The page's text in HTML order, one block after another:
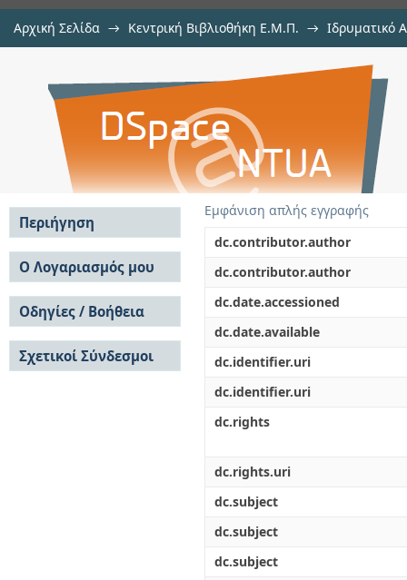
Αρχική Σελίδα → Κεντρική Βιβλιοθήκη Ε.Μ.Π. → Ιδρυματικό
Διερεύνηση της μη
κραμάτων με τη μέθοδο των
Εμφάνιση απλής εγγραφής
dc.contributor.author
dc.contributor.author
dc.date.accessioned
dc.date.available
dc.identifier.uri
dc.identifier.uri
dc.rights
dc.rights.uri
dc.subject
dc.subject
dc.subject
Περιήγηση
Σε όλο το DSpace
Κοινότητες & Συλλογές
Ανά Ημερομηνία
Έκδοσης
Συγγραφείς
Τίτλοι
Θέματα
Ο Λογαριασμός μου
Σύνδεση
Εγγραφή
Οδηγίες / Βοήθεια
Οδηγίες Υποβολής
Οδηγίες Χρήσης ΙΑ
Συχνές Ερωτήσεις
Σχετικοί Σύνδεσμοι